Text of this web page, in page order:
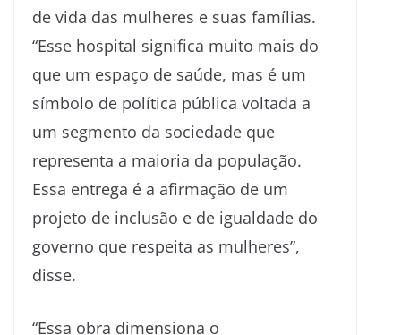
de vida das mulheres e suas famílias.
“Esse hospital significa muito mais do
que um espaço de saúde, mas é um
símbolo de política pública voltada a
um segmento da sociedade que
representa a maioria da população.
Essa entrega é a afirmação de um
projeto de inclusão e de igualdade do
governo que respeita as mulheres”,
disse.
“Essa obra dimensiona o